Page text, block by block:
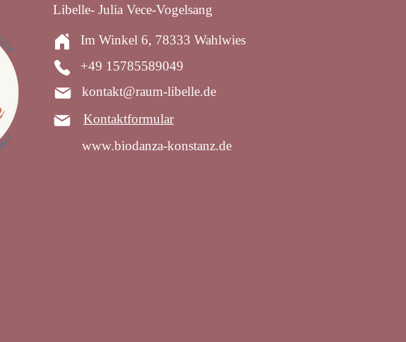
Libelle- Julia Vece-Vogelsang
+49 15785589049
kontakt@raum-libelle.de
Im Winkel 6, 78333 Wahlwies
Kontaktformular
www.biodanza-konstanz.de